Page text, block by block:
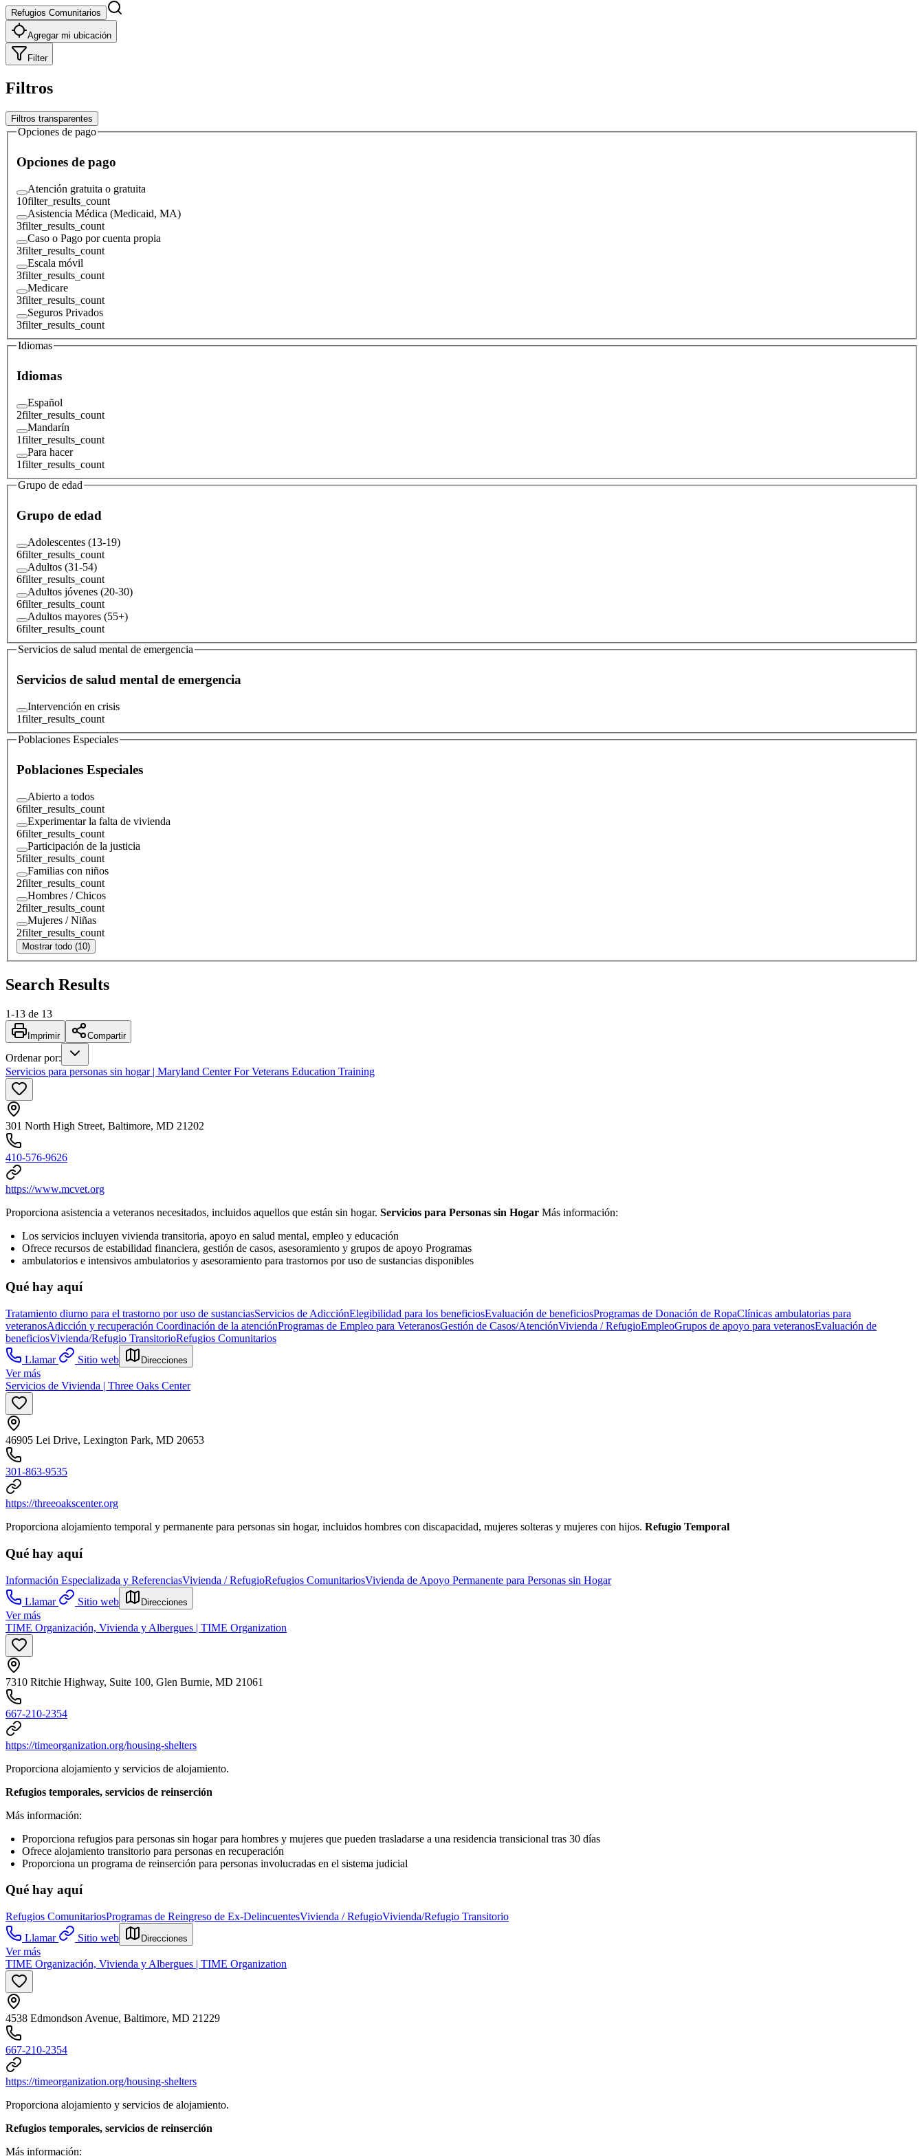
Refugios Comunitarios
Agregar mi ubicación
Filter
Filtros
Filtros transparentes
Opciones de pago
Opciones de pago
Atención gratuita o gratuita
10filter_results_count
Asistencia Médica (Medicaid, MA)
3filter_results_count
Caso o Pago por cuenta propia
3filter_results_count
Escala móvil
3filter_results_count
Medicare
3filter_results_count
Seguros Privados
3filter_results_count
Idiomas
Idiomas
Español
2filter_results_count
Mandarín
1filter_results_count
Para hacer
1filter_results_count
Grupo de edad
Grupo de edad
Adolescentes (13-19)
6filter_results_count
Adultos (31-54)
6filter_results_count
Adultos jóvenes (20-30)
6filter_results_count
Adultos mayores (55+)
6filter_results_count
Servicios de salud mental de emergencia
Servicios de salud mental de emergencia
Intervención en crisis
1filter_results_count
Poblaciones Especiales
Poblaciones Especiales
Abierto a todos
6filter_results_count
Experimentar la falta de vivienda
6filter_results_count
Participación de la justicia
5filter_results_count
Familias con niños
2filter_results_count
Hombres / Chicos
2filter_results_count
Mujeres / Niñas
2filter_results_count
Mostrar todo (10)
Search Results
1-13 de 13
Imprimir Compartir
Ordenar por:
Servicios para personas sin hogar | Maryland Center For Veterans Education Training
301 North High Street, Baltimore, MD 21202
410-576-9626
https://www.mcvet.org
Proporciona asistencia a veteranos necesitados, incluidos aquellos que están sin hogar. Servicios para Personas sin Hogar Más información:
Los servicios incluyen vivienda transitoria, apoyo en salud mental, empleo y educación
Ofrece recursos de estabilidad financiera, gestión de casos, asesoramiento y grupos de apoyo Programas
ambulatorios e intensivos ambulatorios y asesoramiento para trastornos por uso de sustancias disponibles
Qué hay aquí
Tratamiento diurno para el trastorno por uso de sustanciasServicios de AdicciónElegibilidad para los beneficiosEvaluación de beneficiosProgramas de Donación de RopaClínicas ambulatorias para
veteranosAdicción y recuperación Coordinación de la atenciónProgramas de Empleo para VeteranosGestión de Casos/AtenciónVivienda / RefugioEmpleoGrupos de apoyo para veteranosEvaluación de
beneficiosVivienda/Refugio TransitorioRefugios Comunitarios
Llamar
Sitio web Direcciones
Ver más
Servicios de Vivienda | Three Oaks Center
46905 Lei Drive, Lexington Park, MD 20653
301-863-9535
https://threeoakscenter.org
Proporciona alojamiento temporal y permanente para personas sin hogar, incluidos hombres con discapacidad, mujeres solteras y mujeres con hijos. Refugio Temporal
Qué hay aquí
Información Especializada y ReferenciasVivienda / RefugioRefugios ComunitariosVivienda de Apoyo Permanente para Personas sin Hogar
Llamar
Sitio web Direcciones
Ver más
TIME Organización, Vivienda y Albergues | TIME Organization
7310 Ritchie Highway, Suite 100, Glen Burnie, MD 21061
667-210-2354
https://timeorganization.org/housing-shelters
Proporciona alojamiento y servicios de alojamiento.
Refugios temporales, servicios de reinserción
Más información:
Proporciona refugios para personas sin hogar para hombres y mujeres que pueden trasladarse a una residencia transicional tras 30 días
Ofrece alojamiento transitorio para personas en recuperación
Proporciona un programa de reinserción para personas involucradas en el sistema judicial
Qué hay aquí
Refugios ComunitariosProgramas de Reingreso de Ex-DelincuentesVivienda / RefugioVivienda/Refugio Transitorio
Llamar
Sitio web Direcciones
Ver más
TIME Organización, Vivienda y Albergues | TIME Organization
4538 Edmondson Avenue, Baltimore, MD 21229
667-210-2354
https://timeorganization.org/housing-shelters
Proporciona alojamiento y servicios de alojamiento.
Refugios temporales, servicios de reinserción
Más información: